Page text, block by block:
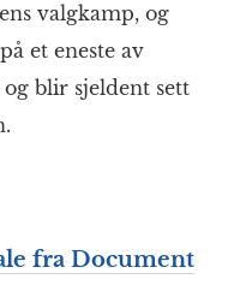
valgkamp, og
et eneste av
blir sjeldent sett
fra Document